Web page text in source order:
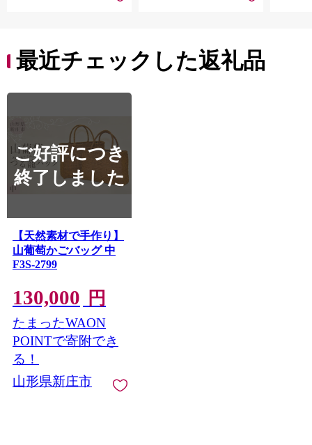
最近チェックした返礼品
ご好評につき
終了しました
【天然素材で手作り】
山葡萄かごバッグ 中
F3S-2799
130,000 円
たまったWAON
POINTで寄附でき
る！
山形県新庄市